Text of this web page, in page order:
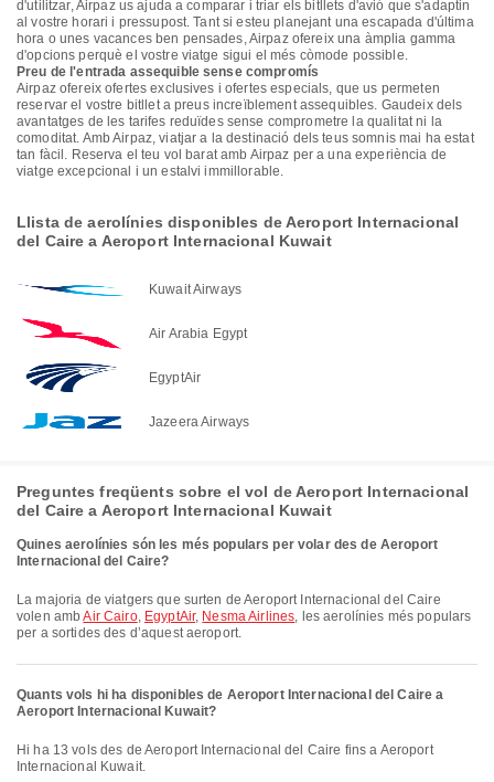
d'utilitzar, Airpaz us ajuda a comparar i triar els bitllets d'avió que s'adaptin
al vostre horari i pressupost. Tant si esteu planejant una escapada d'última
hora o unes vacances ben pensades, Airpaz ofereix una àmplia gamma
d'opcions perquè el vostre viatge sigui el més còmode possible.
Preu de l'entrada assequible sense compromís
Airpaz ofereix ofertes exclusives i ofertes especials, que us permeten
reservar el vostre bitllet a preus increïblement assequibles. Gaudeix dels
avantatges de les tarifes reduïdes sense comprometre la qualitat ni la
comoditat. Amb Airpaz, viatjar a la destinació dels teus somnis mai ha estat
tan fàcil. Reserva el teu vol barat amb Airpaz per a una experiència de
viatge excepcional i un estalvi immillorable.
Llista de aerolínies disponibles de Aeroport Internacional
del Caire a Aeroport Internacional Kuwait
Kuwait Airways
Air Arabia Egypt
EgyptAir
Jazeera Airways
Preguntes freqüents sobre el vol de Aeroport Internacional
del Caire a Aeroport Internacional Kuwait
Quines aerolínies són les més populars per volar des de Aeroport
Internacional del Caire?
La majoria de viatgers que surten de Aeroport Internacional del Caire
volen ambAir Cairo, EgyptAir, Nesma Airlines, les aerolínies més populars
per a sortides des d’aquest aeroport.
Quants vols hi ha disponibles de Aeroport Internacional del Caire a
Aeroport Internacional Kuwait?
Hi ha 13 vols des de Aeroport Internacional del Caire fins a Aeroport
Internacional Kuwait.